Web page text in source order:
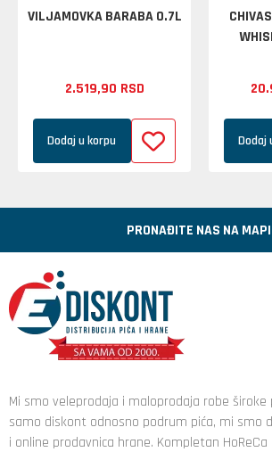
VILJAMOVKA BARABA 0.7L
2.519,90 RSD
Dodaj u korpu Dodaj
PRONAĐITE NAS NA MAPI
Mi smo veleprodaja i maloprodaja robe široke
samo diskont odnosno podrum pića, mi smo
i online prodavnica hrane. Kompletan